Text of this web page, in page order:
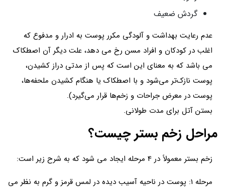
گردش ضعیف
عدم رعایت بهداشت و آلودگی مکرر پوست به ادرار و مدفوع که
اغلب در کودکان و افراد مسن رخ می دهد، علت دیگر آن اصطکاک
می باشد که به معنای این است که پس از مدتی دراز کشیدن،
پوست نازک‌تر می‌شود و با اصطکاک یا هنگام کشیدن ملحفه‌ها،
پوست در معرض جراحات و زخم‌ها قرار می‌گیرد).
بستن آتل برای مدت طولانی.
مراحل زخم بستر چیست؟
زخم بستر معمولاً در 4 مرحله ایجاد می شود که به شرح زیر است:
مرحله 1: پوست در ناحیه آسیب دیده در لمس قرمز و گرم به نظر می